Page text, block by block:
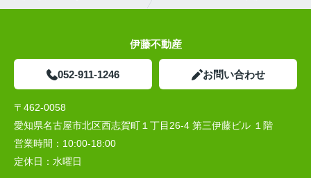
伊藤不動産
052-911-1246 お問い合わせ
〒462-0058
愛知県名古屋市北区西志賀町１丁目26-4 第三伊藤ビル １階
営業時間： 10:00‐18:00
定休日： 水曜日